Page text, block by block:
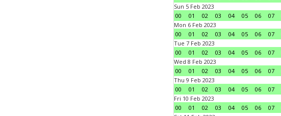
Sun 5 Feb 2023
00
01 02 03 04 05 06 07
Mon 6 Feb 2023
00
01 02 03 04 05 06 07
Tue 7 Feb 2023
00
01 02 03 04 05 06 07
Wed 8 Feb 2023
00
01 02 03 04 05 06 07
Thu 9 Feb 2023
00
01 02 03 04 05 06 07
Fri 10 Feb 2023
00
01 02 03 04 05 06 07